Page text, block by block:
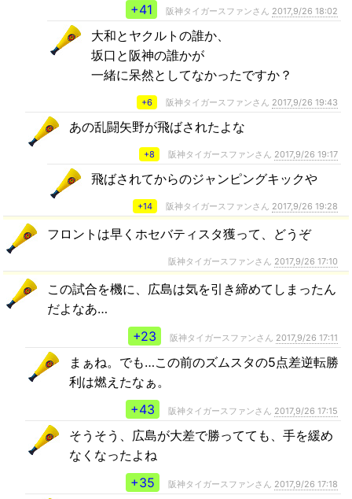
+41
阪神タイガースファンさん 2017,9/26 18:02
大和とヤクルトの誰か、
坂口と阪神の誰かが
一緒に呆然としてなかったですか？
+6 阪神タイガースファンさん 2017,9/26 19:43
あの乱闘矢野が飛ばされたよな
+8 阪神タイガースファンさん 2017,9/26 19:17
飛ばされてからのジャンピングキックや
+14 阪神タイガースファンさん 2017,9/26 19:28
フロントは早くホセバティスタ獲って、どうぞ
阪神タイガースファンさん 2017,9/26 17:10
この試合を機に、広島は気を引き締めてしまったん
だよなあ…
+23
阪神タイガースファンさん 2017,9/26 17:11
まぁね。でも…この前のズムスタの5点差逆転勝
利は燃えたなぁ。
+43
阪神タイガースファンさん 2017,9/26 17:15
そうそう、広島が大差で勝ってても、手を緩め
なくなったよね
+35
阪神タイガースファンさん 2017,9/26 17:18